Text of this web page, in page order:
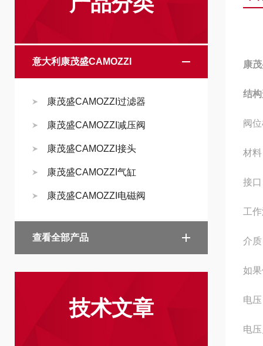
意大利康茂盛CAMOZZI
康茂盛CAMOZZI过滤器
康茂盛CAMOZZI减压阀
康茂盛CAMOZZI接头
康茂盛CAMOZZI气缸
康茂盛CAMOZZI电磁阀
查看全部产品
技术文章
康
结
阀
材
接
工
介
如
电
电